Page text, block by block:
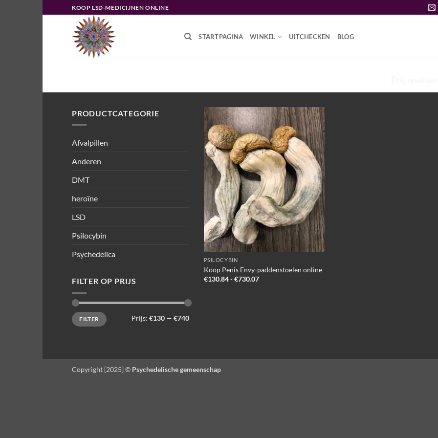
naar
KOOP LSD-MEDICIJNEN ONLINE
STARTPAGINA WINKEL UITCHECKEN BLOG
PRODUCTCATEGORIE
Afvalpillen
Anderen
DMT
heroïne
LSD
Psilocybin
Psychedelica
FILTER OP PRIJS
Min.
prijs
Max.
prijsFILTER Prijs: €130 — €740
Add to
wishlist
PSILOCYBIN
Koop Penis Envy-paddenstoelen online
€130.84-€730.07Prijsklasse:
Copyright [2025] © Psychedelische gemeenschap